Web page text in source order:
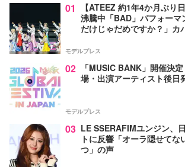
01
【ATEEZ 約1年4か月ぶり
沸騰中「BAD」パフォーマ
だけじゃだめですか？」カ
モデルプレス
02
「MUSIC BANK」開催決
場・出演アーティスト後日
モデルプレス
03 LE SSERAFIMユンジン、
トに反響「オーラ隠せて
つ」の声